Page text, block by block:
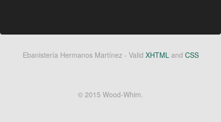
Ebanistería Hermanos Martínez - Valid XHTMLand CSS
© 2015 Wood-Whim.